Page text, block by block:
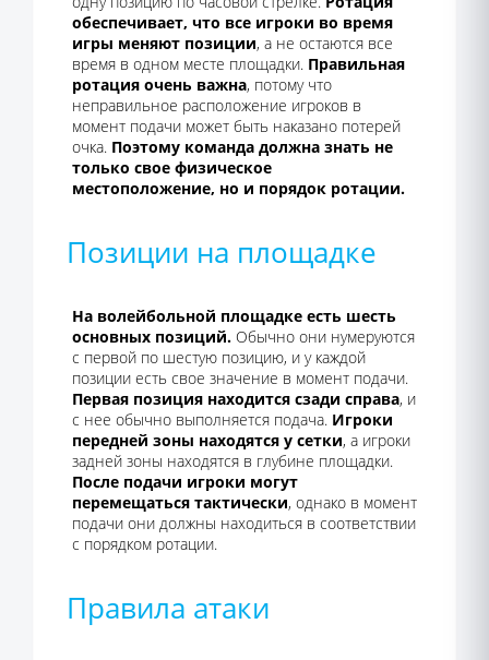
обеспечивает, что все игроки во время
игры меняют позиции, а не остаются все
время в одном месте площадки. Правильная
ротация очень важна, потому что
неправильное расположение игроков в
момент подачи может быть наказано потерей
очка. Поэтому команда должна знать не
только свое физическое
местоположение, но и порядок ротации.
Позиции на площадке
На волейбольной площадке есть шесть
основных позиций. Обычно они нумеруются
с первой по шестую позицию, и у каждой
позиции есть свое значение в момент подачи.
Первая позиция находится сзади справа, и
с нее обычно выполняется подача. Игроки
передней зоны находятся у сетки, а игроки
задней зоны находятся в глубине площадки.
После подачи игроки могут
перемещаться тактически, однако в момент
подачи они должны находиться в соответствии
с порядком ротации.
Правила атаки